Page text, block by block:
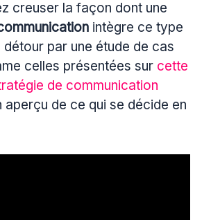
creuser la façon dont une
intègre ce type
détour par une étude de cas
celles présentées sur cette
de communication
aperçu de ce qui se décide en